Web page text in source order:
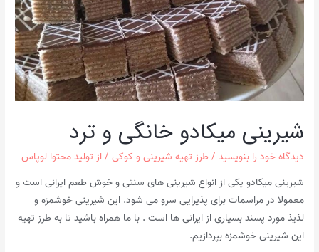
شیرینی میکادو خانگی و ترد
دیدگاه‌ خود را بنویسید/ طرز تهیه شیرینی و کوکی/ از تولید محتوا لوپاس
شیرینی میکادو یکی از انواع شیرینی های سنتی و خوش طعم ایرانی است و
معمولا در مراسمات برای پذیرایی سرو می شود. این شیرینی خوشمزه و
لذیذ مورد پسند بسیاری از ایرانی ها است . با ما همراه باشید تا به طرز تهیه
این شیرینی خوشمزه بپردازیم.